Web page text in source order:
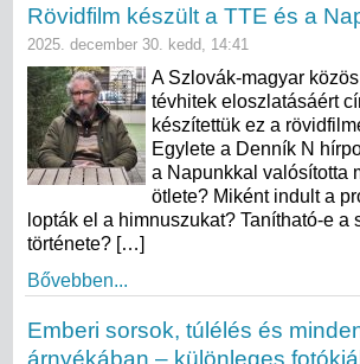
Rövidfilm készült a TTE és a
2025. december 30. kedd, 14:41
A Szlovák-magyar
tévhitek eloszlatásáért
készítettük ez a
Egylete a Denník N
a Napunkkal valósította
ötlete? Miként indult a
lopták el a himnuszukat? Tanítható-e
története? […]
Bővebben...
Emberi sorsok, túlélés és
árnyékában – különleges